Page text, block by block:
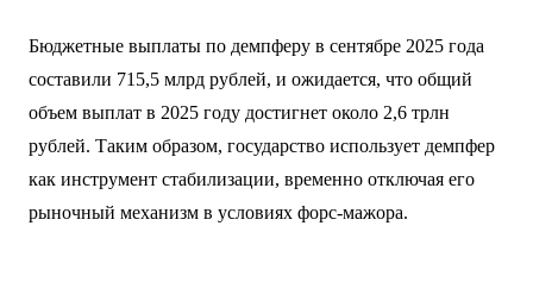
Бюджетные выплаты по демпферу в сентябре 2025 года
составили 715,5 млрд рублей, и ожидается, что общий
объем выплат в 2025 году достигнет около 2,6 трлн
рублей. Таким образом, государство использует демпфер
как инструмент стабилизации, временно отключая его
рыночный механизм в условиях форс-мажора.